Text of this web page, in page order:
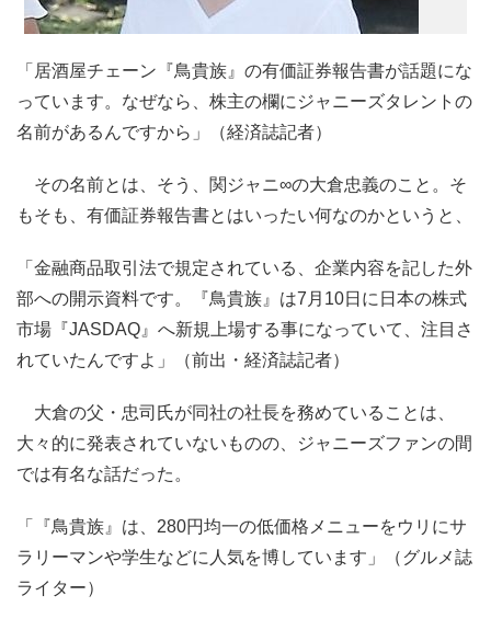
「居酒屋チェーン『鳥貴族』の有価証券報告書が話題にな
っています。なぜなら、株主の欄にジャニーズタレントの
名前があるんですから」（経済誌記者）
その名前とは、そう、関ジャニ∞の大倉忠義のこと。そ
もそも、有価証券報告書とはいったい何なのかというと、
「金融商品取引法で規定されている、企業内容を記した外
部への開示資料です。『鳥貴族』は7月10日に日本の株式
市場『JASDAQ』へ新規上場する事になっていて、注目さ
れていたんですよ」（前出・経済誌記者）
大倉の父・忠司氏が同社の社長を務めていることは、
大々的に発表されていないものの、ジャニーズファンの間
では有名な話だった。
「『鳥貴族』は、280円均一の低価格メニューをウリにサ
ラリーマンや学生などに人気を博しています」（グルメ誌
ライター）